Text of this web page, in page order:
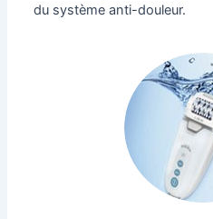
du système anti-douleur.